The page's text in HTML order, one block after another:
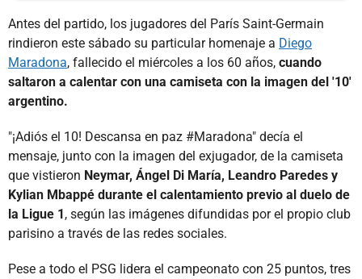
Antes del partido, los jugadores del París Saint-Germain
rindieron este sábado su particular homenaje a Diego
Maradona, fallecido el miércoles a los 60 años, cuando
saltaron a calentar con una camiseta con la imagen del '10'
argentino.
"¡Adiós el 10! Descansa en paz #Maradona" decía el
mensaje, junto con la imagen del exjugador, de la camiseta
que vistieron Neymar, Ángel Di María, Leandro Paredes y
Kylian Mbappé durante el calentamiento previo al duelo de
la Ligue 1, según las imágenes difundidas por el propio club
parisino a través de las redes sociales.
Pese a todo el PSG lidera el campeonato con 25 puntos, tres